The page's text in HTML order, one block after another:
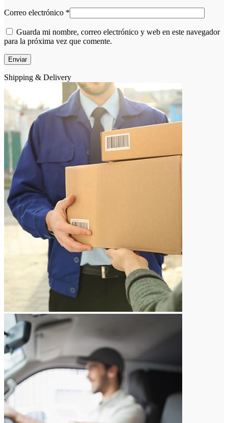
Correo electrónico *
Guarda mi nombre, correo electrónico y web en este navegador
para la próxima vez que comente.
Shipping & Delivery